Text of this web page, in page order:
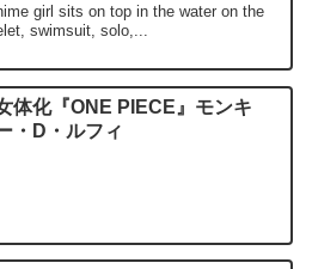
girl sits on top in the water on the
swimsuit, solo,...
体化『ONE PIECE』モンキ
・D・ルフィ